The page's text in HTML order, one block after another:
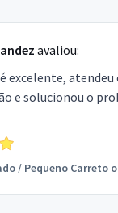
avaliou:
excelente, atendeu
e solucionou o
/ Pequeno Carreto